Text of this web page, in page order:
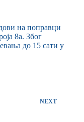
на поправци
8а. Због
до 15 сати у
NEXT